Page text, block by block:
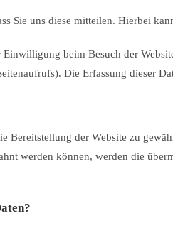
Sie uns diese mitteilen. Hierbei
beim Besuch der
Die Erfassung dieser
Bereitstellung der Website zu
werden können, werden die